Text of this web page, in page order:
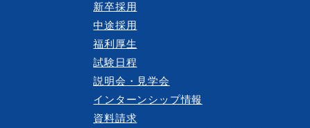
新卒採用
中途採用
福利厚生
試験日程
説明会・見学会
インターンシップ情報
資料請求